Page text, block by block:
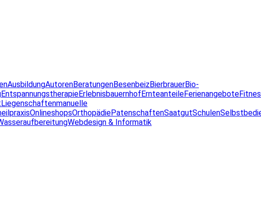
AusbildungAutorenBeratungenBesenbeizBierbrauerBio-
EntspannungstherapieErlebnisbauernhofErnteanteileFerienangebote
Liegenschaftenmanuelle
OnlineshopsOrthopädiePatenschaftenSaatgutSchulen
Webdesign & Informatik